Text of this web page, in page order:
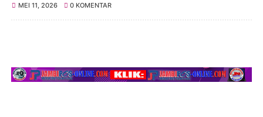
MEI 11, 2026 0 KOMENTAR